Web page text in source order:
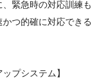
緊急時の対応訓練も
つ的確に対応できる
プシステム】